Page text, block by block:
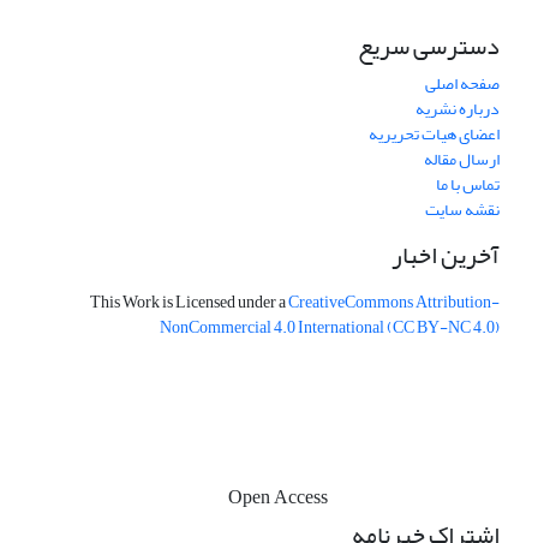
دسترسی سریع
صفحه اصلی
درباره نشریه
اعضای هیات تحریریه
ارسال مقاله
تماس با ما
نقشه سایت
آخرین اخبار
This Work is Licensed under aCreativeCommonsAttribution-
NonCommercial 4.0 International(CC BY-NC 4.0)